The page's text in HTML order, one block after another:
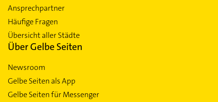
Ansprechpartner
Häufige Fragen
Übersicht aller Städte
Über Gelbe Seiten
Newsroom
Gelbe Seiten als App
Gelbe Seiten für Messenger